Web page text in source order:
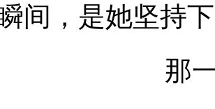
间，是她坚持
那